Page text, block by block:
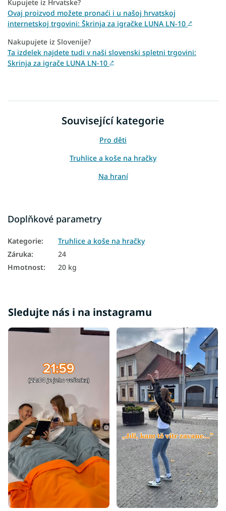
Kupujete iz Hrvatske?
Ovaj proizvod možete pronaći i u našoj hrvatskoj
internetskoj trgovini: Škrinja za igračke LUNA LN-10 ↗
Nakupujete iz Slovenije?
Ta izdelek najdete tudi v naši slovenski spletni trgovini:
Skrinja za igrače LUNA LN-10 ↗
Související kategorie
Pro děti
Truhlice a koše na hračky
Na hraní
Doplňkové parametry
Kategorie:
Truhlice a koše na hračky
Záruka:
24
Hmotnost: 20 kg
Sledujte nás i na instagramu